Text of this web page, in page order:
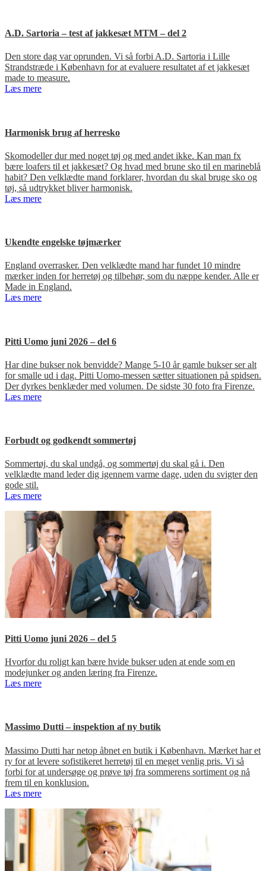
A.D. Sartoria – test af jakkesæt MTM – del 2
Den store dag var oprunden. Vi så forbi A.D. Sartoria i Lille
Strandstræde i København for at evaluere resultatet af et jakkesæt
made to measure.
Læs mere
Harmonisk brug af herresko
Skomodeller dur med noget tøj og med andet ikke. Kan man fx
bære loafers til et jakkesæt? Og hvad med brune sko til en marineblå
habit? Den velklædte mand forklarer, hvordan du skal bruge sko og
tøj, så udtrykket bliver harmonisk.
Læs mere
Ukendte engelske tøjmærker
England overrasker. Den velklædte mand har fundet 10 mindre
mærker inden for herretøj og tilbehør, som du næppe kender. Alle er
Made in England.
Læs mere
Pitti Uomo juni 2026 – del 6
Har dine bukser nok benvidde? Mange 5-10 år gamle bukser ser alt
for smalle ud i dag. Pitti Uomo-messen sætter situationen på spidsen.
Der dyrkes benklæder med volumen. De sidste 30 foto fra Firenze.
Læs mere
Forbudt og godkendt sommertøj
Sommertøj, du skal undgå, og sommertøj du skal gå i. Den
velklædte mand leder dig igennem varme dage, uden du svigter den
gode stil.
Læs mere
Pitti Uomo juni 2026 – del 5
Hvorfor du roligt kan bære hvide bukser uden at ende som en
modejunker og anden læring fra Firenze.
Læs mere
Massimo Dutti – inspektion af ny butik
Massimo Dutti har netop åbnet en butik i København. Mærket har et
ry for at levere sofistikeret herretøj til en meget venlig pris. Vi så
forbi for at undersøge og prøve tøj fra sommerens sortiment og nå
frem til en konklusion.
Læs mere